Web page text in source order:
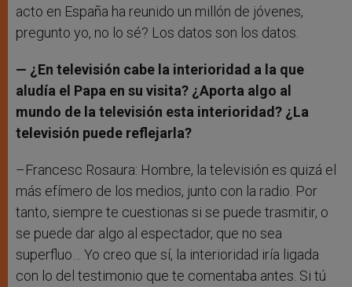
acto en España ha reunido un millón de jóvenes,
pregunto yo, no lo sé? Los datos son los datos.
— ¿En televisión cabe la interioridad a la que
aludía el Papa en su visita? ¿Aporta algo al
mundo de la televisión esta interioridad? ¿La
televisión puede reflejarla?
–Francesc Rosaura: Hombre, la televisión es quizá el
más efímero de los medios, junto con la radio. Por
tanto, siempre te cuestionas si se puede trasmitir, o
se puede dar algo al espectador, que no sea
superfluo… Yo creo que sí, la interioridad iría ligada
con lo del testimonio que te comentaba antes. Si tú